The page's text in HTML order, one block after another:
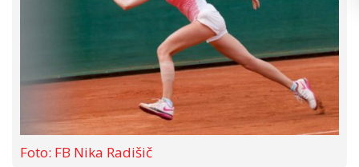
Foto: FB Nika Radišič